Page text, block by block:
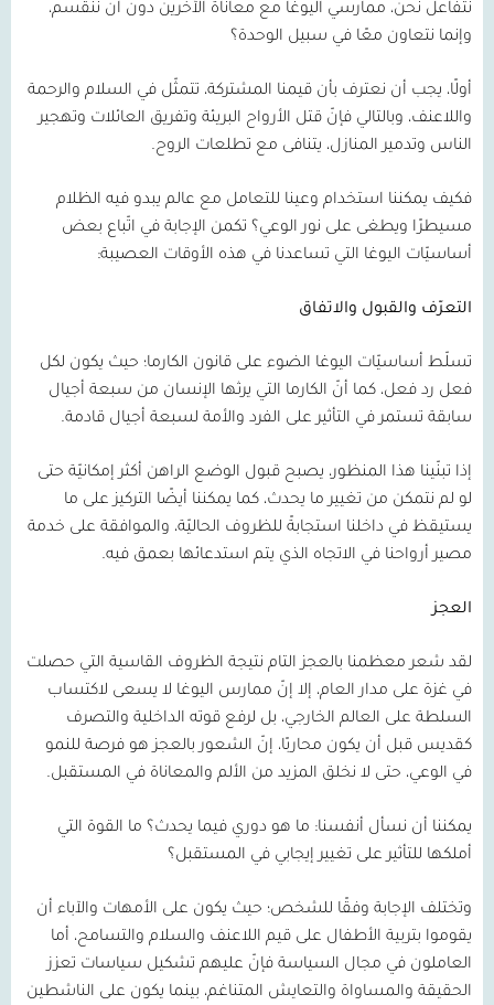
نتفاعل نحن، ممارسي اليوغا مع معاناة الآخرين دون أن ننقسم،
وإنما نتعاون معًا في سبيل الوحدة؟
أولًا، يجب أن نعترف بأن قيمنا المشتركة، تتمثّل في السلام والرحمة
واللاعنف، وبالتالي فإنّ قتل الأرواح البريئة وتفريق العائلات وتهجير
الناس وتدمير المنازل، يتنافى مع تطلعات الروح.
فكيف يمكننا استخدام وعينا للتعامل مع عالم يبدو فيه الظلام
مسيطرًا ويطغى على نور الوعي؟ تكمن الإجابة في اتّباع بعض
أساسيّات اليوغا التي تساعدنا في هذه الأوقات العصيبة:
التعرّف والقبول والاتفاق
تسلّط أساسيّات اليوغا الضوء على قانون الكارما؛ حيث يكون لكل
فعل رد فعل، كما أنّ الكارما التي يرثها الإنسان من سبعة أجيال
سابقة تستمر في التأثير على الفرد والأمة لسبعة أجيال قادمة.
إذا تبنّينا هذا المنظور، يصبح قبول الوضع الراهن أكثر إمكانيّة حتى
لو لم نتمكن من تغيير ما يحدث، كما يمكننا أيضًا التركيز على ما
يستيقظ في داخلنا استجابةً للظروف الحاليّة، والموافقة على خدمة
مصير أرواحنا في الاتجاه الذي يتم استدعائها بعمق فيه.
العجز
لقد شعر معظمنا بالعجز التام نتيجة الظروف القاسية التي حصلت
في غزة على مدار العام، إلا إنّ ممارس اليوغا لا يسعى لاكتساب
السلطة على العالم الخارجي، بل لرفع قوته الداخلية والتصرف
كقديس قبل أن يكون محاربًا، إنّ الشعور بالعجز هو فرصة للنمو
في الوعي، حتى لا نخلق المزيد من الألم والمعاناة في المستقبل.
يمكننا أن نسأل أنفسنا: ما هو دوري فيما يحدث؟ ما القوة التي
أملكها للتأثير على تغيير إيجابي في المستقبل؟
وتختلف الإجابة وفقًا للشخص؛ حيث يكون على الأمهات والآباء أن
يقوموا بتربية الأطفال على قيم اللاعنف والسلام والتسامح، أما
العاملون في مجال السياسة فإنّ عليهم تشكيل سياسات تعزز
الحقيقة والمساواة والتعايش المتناغم، بينما يكون على الناشطين